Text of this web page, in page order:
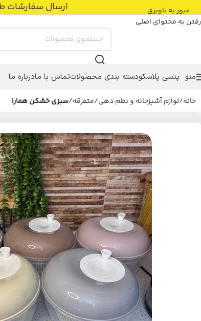
عبور به ناوبری
رفتن به محتوای اصلی
ارسال سفارشات طبق روال
منو پنسی پلاسکودسته بندی محصولاتتماس با مادرباره ما
خانه/لوازم آشپزخانه و نظم دهی/متفرقه/سبزی خشکن همارا